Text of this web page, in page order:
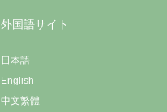
外国語サイト
日本語
English
中文繁體